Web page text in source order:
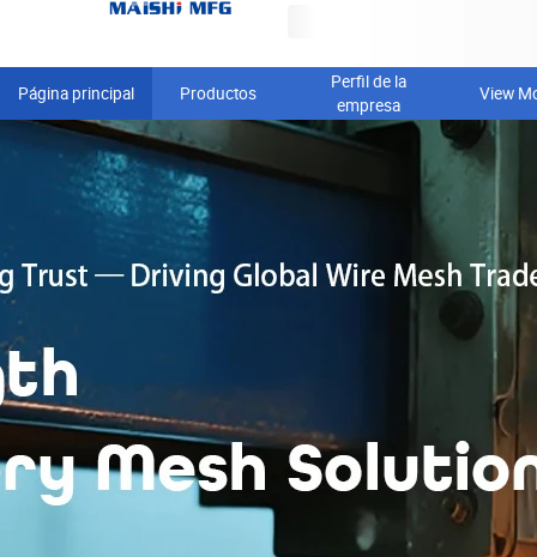
Página principal Productos
Perfil de la
empresa
View